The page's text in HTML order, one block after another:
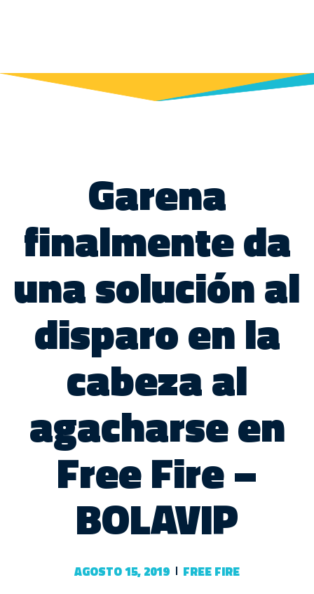
Garena
finalmente da
una solución al
disparo en la
cabeza al
agacharse en
Free Fire –
BOLAVIP
AGOSTO 15, 2019 FREE FIRE